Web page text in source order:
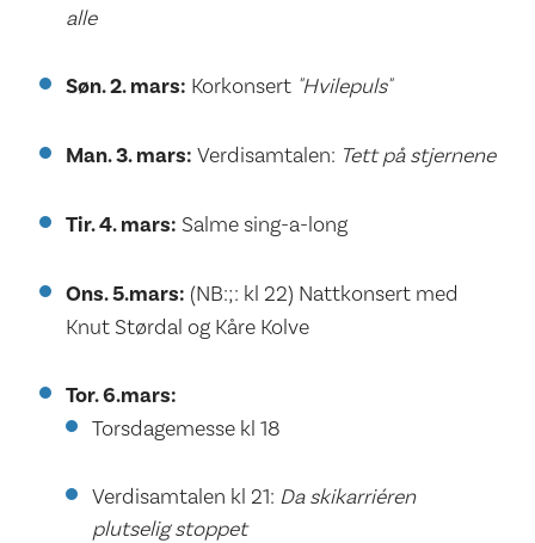
alle
Søn. 2. mars: Korkonsert "Hvilepuls"
Man. 3. mars: Verdisamtalen: Tett på stjernene
Tir. 4. mars: Salme sing-a-long
Ons. 5.mars: (NB:;: kl 22) Nattkonsert med
Knut Størdal og Kåre Kolve
Tor. 6.mars:
Torsdagemesse kl 18
Verdisamtalen kl 21: Da skikarriéren
plutselig stoppet